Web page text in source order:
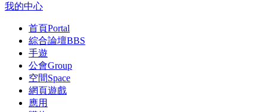
我的中心
首頁Portal
綜合論壇BBS
手遊
公會Group
空間Space
網頁遊戲
應用